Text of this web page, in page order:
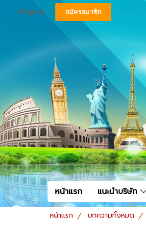
เข้าสู่ระบบ สมัครสมาชิก
หน้าแรก แนะนำบริษัท
หน้าแรก บทความทั้งหมด